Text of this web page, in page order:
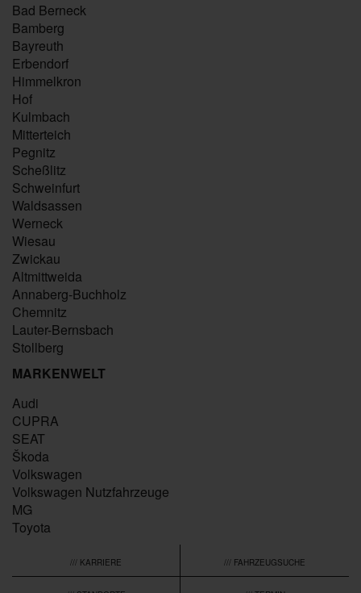
Bad Berneck
Bamberg
Bayreuth
Erbendorf
Himmelkron
Hof
Kulmbach
Mitterteich
Pegnitz
Scheßlitz
Schweinfurt
Waldsassen
Werneck
Wiesau
Zwickau
Altmittweida
Annaberg-Buchholz
Chemnitz
Lauter-Bernsbach
Stollberg
MARKENWELT
Audi
CUPRA
SEAT
Škoda
Volkswagen
Volkswagen Nutzfahrzeuge
MG
Toyota
/// KARRIERE /// FAHRZEUGSUCHE